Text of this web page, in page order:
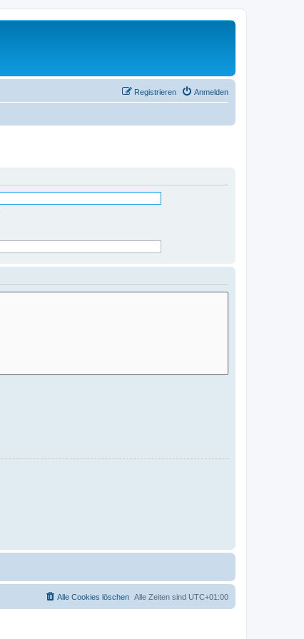
Anmelden
Registrieren
Alle Zeiten sind UTC+01:00
Alle Cookies löschen